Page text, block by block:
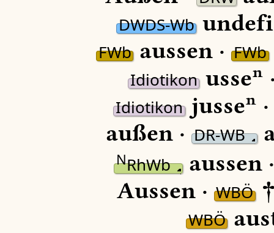
DWDS-Wb
FWbaussen ·FWb
Idiotikonusseⁿ
Idiotikonjusseⁿ
außen · DR-WB
NRhWb aussen
Aussen · WBÖ
WBÖ